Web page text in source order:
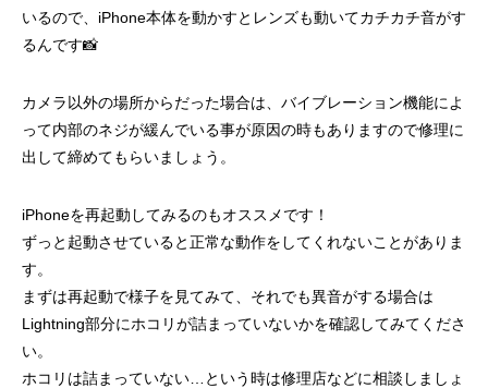
いるので、iPhone本体を動かすとレンズも動いてカチカチ音がす
るんです📸
カメラ以外の場所からだった場合は、バイブレーション機能によ
って内部のネジが緩んでいる事が原因の時もありますので修理に
出して締めてもらいましょう。
iPhoneを再起動してみるのもオススメです！
ずっと起動させていると正常な動作をしてくれないことがありま
す。
まずは再起動で様子を見てみて、それでも異音がする場合は
Lightning部分にホコリが詰まっていないかを確認してみてくださ
い。
ホコリは詰まっていない…という時は修理店などに相談しましょ